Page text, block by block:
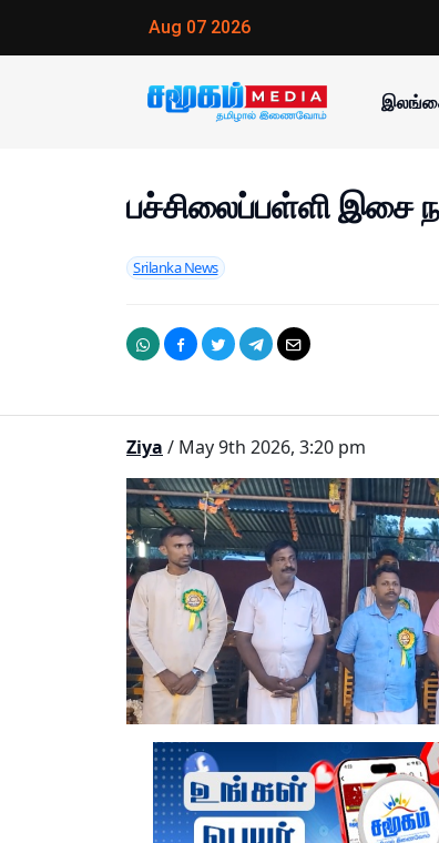
Aug 07 2026
பச்சிலைப்பள்ளி இசை
Srilanka News
Ziya / May 9th 2026, 3:20 pm